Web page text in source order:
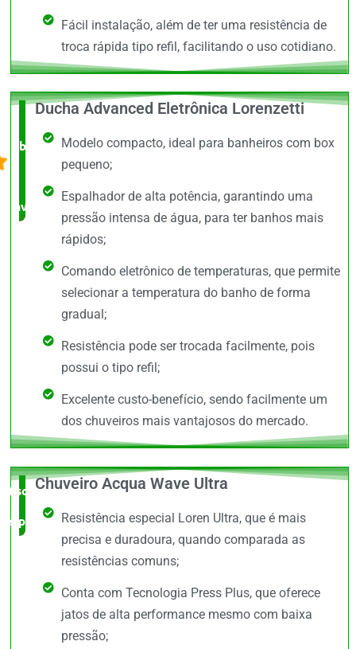
Fácil instalação, além de ter uma resistência de
troca rápida tipo refil, facilitando o uso cotidiano.
O +
barato,
avaliado!
Ducha Advanced Eletrônica Lorenzetti
Modelo compacto, ideal para banheiros com box
pequeno;
Espalhador de alta potência, garantindo uma
pressão intensa de água, para ter banhos mais
rápidos;
Comando eletrônico de temperaturas, que permite
selecionar a temperatura do banho de forma
gradual;
Resistência pode ser trocada facilmente, pois
possui o tipo refil;
Excelente custo-benefício, sendo facilmente um
dos chuveiros mais vantajosos do mercado.
Escolha do
especialista
Chuveiro Acqua Wave Ultra
Resistência especial Loren Ultra, que é mais
precisa e duradoura, quando comparada as
resistências comuns;
Conta com Tecnologia Press Plus, que oferece
jatos de alta performance mesmo com baixa
pressão;